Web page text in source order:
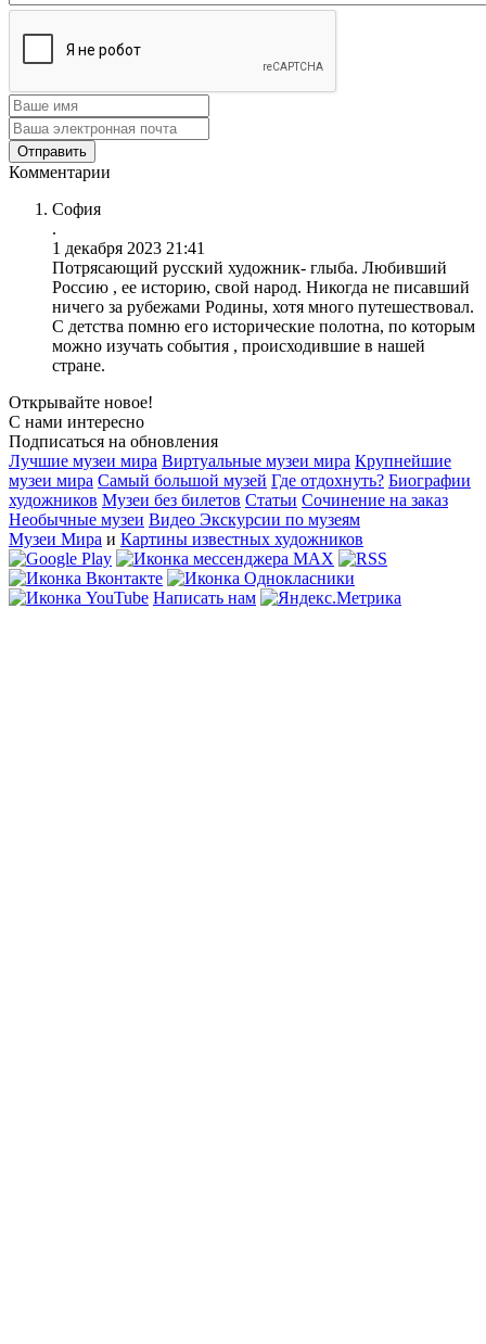
Комментарии
София
.
1 декабря 2023 21:41
Потрясающий русский художник- глыба. Любивший
Россию , ее историю, свой народ. Никогда не писавший
ничего за рубежами Родины, хотя много путешествовал.
С детства помню его исторические полотна, по которым
можно изучать события , происходившие в нашей
стране.
Открывайте новое!
С нами интересно
Подписаться на обновления
Лучшие музеи мира Виртуальные музеи мира Крупнейшие
музеи мира Самый большой музей Где отдохнуть? Биографии
художников Музеи без билетов Статьи Сочинение на заказ
Необычные музеи Видео Экскурсии по музеям
Музеи Мира и Картины известных художников
Написать нам